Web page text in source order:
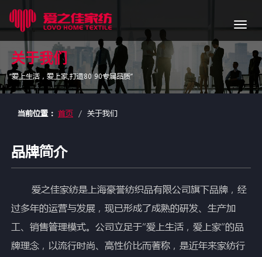
导
航
关于我们
“爱上生活，爱上家,打造80 90专属品质”
当前位置： 首页 关于我们
品牌简介
爱之佳家纺是上海豪誉纺织品有限公司旗下品牌，经
过多年的运营与发展，现已形成了成熟的研发、生产加
工、销售管理模式。公司立足于“爱上生活，爱上家”的品
牌理念，以流行时尚、高性价比而著称，是近年来家纺行